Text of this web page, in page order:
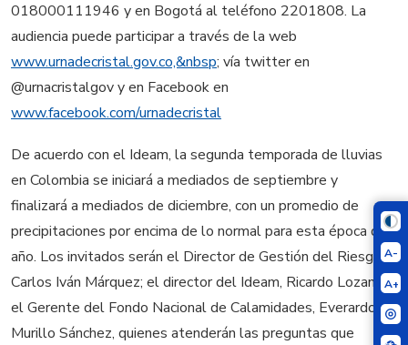
A-
A+
018000111946 y en Bogotá al teléfono 2201808. La
audiencia puede participar a través de la web
www.urnadecristal.gov.co,&nbsp; vía twitter en
@urnacristalgov y en Facebook en
www.facebook.com/urnadecristal
De acuerdo con el Ideam, la segunda temporada de lluvias
en Colombia se iniciará a mediados de septiembre y
finalizará a mediados de diciembre, con un promedio de
precipitaciones por encima de lo normal para esta época del
año. Los invitados serán el Director de Gestión del Riesgo,
Carlos Iván Márquez; el director del Ideam, Ricardo Lozano, y
el Gerente del Fondo Nacional de Calamidades, Everardo
Murillo Sánchez, quienes atenderán las preguntas que